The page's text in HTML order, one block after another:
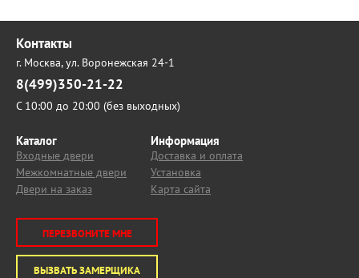
Контакты
г. Москва,ул. Воронежская 24-1
8(499)350-21-22
С 10:00 до 20:00 (без выходных)
Каталог
Входные двери
Межкомнатные двери
Двери на заказ
Информация
Доставка и оплата
Установка
Карта сайта
ПЕРЕЗВОНИТЕ МНЕ
ВЫЗВАТЬ ЗАМЕРЩИКА